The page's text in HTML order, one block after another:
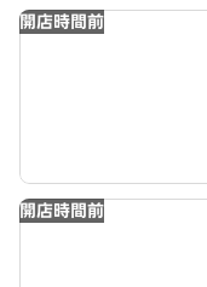
開店時間前
開店時間前